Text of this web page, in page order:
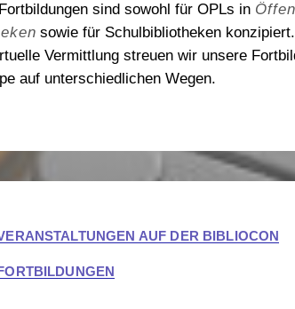
sind sowohl für OPLs in
sowie für Schulbibliotheken
Vermittlung streuen wir unsere
auf unterschiedlichen Wegen.
AUF DER BIBLIOCON